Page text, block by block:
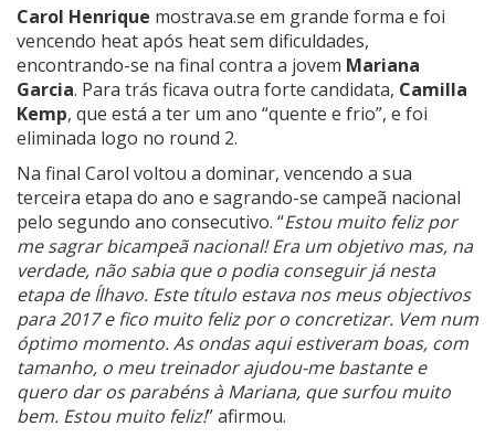
Carol Henrique mostrava.se em grande forma e foi
vencendo heat após heat sem dificuldades,
encontrando-se na final contra a jovem Mariana
Garcia. Para trás ficava outra forte candidata, Camilla
Kemp, que está a ter um ano “quente e frio”, e foi
eliminada logo no round 2.
Na final Carol voltou a dominar, vencendo a sua
terceira etapa do ano e sagrando-se campeã nacional
pelo segundo ano consecutivo. “Estou muito feliz por
me sagrar bicampeã nacional! Era um objetivo mas, na
verdade, não sabia que o podia conseguir já nesta
etapa de Ílhavo. Este título estava nos meus objectivos
para 2017 e fico muito feliz por o concretizar. Vem num
óptimo momento. As ondas aqui estiveram boas, com
tamanho, o meu treinador ajudou-me bastante e
quero dar os parabéns à Mariana, que surfou muito
bem. Estou muito feliz!” afirmou.